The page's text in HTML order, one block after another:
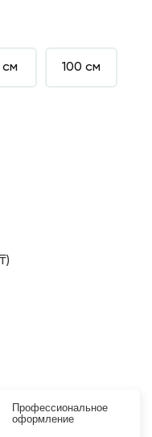
см 100 см
Профессиональное
оформление